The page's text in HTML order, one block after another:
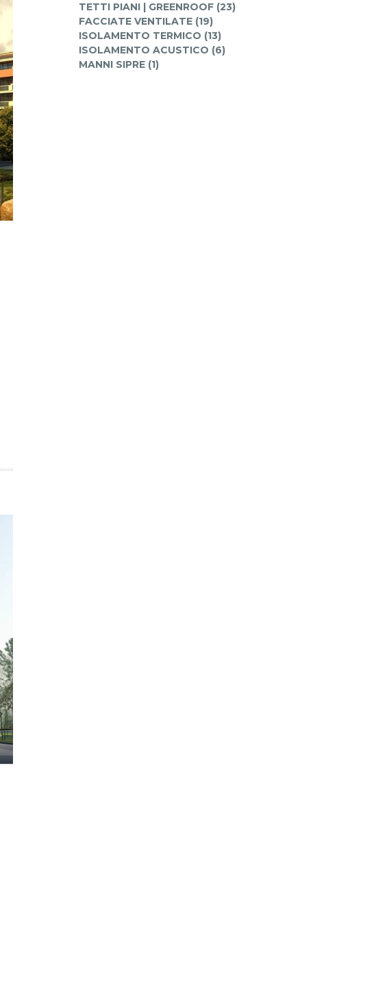
TETTI PIANI | GREENROOF (23)
FACCIATE VENTILATE (19)
ISOLAMENTO TERMICO (13)
ISOLAMENTO ACUSTICO (6)
MANNI SIPRE (1)